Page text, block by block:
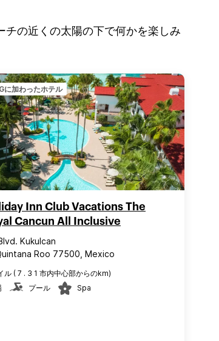
の近くの太陽の下で何かを楽しみ
に加わったホテル
Inn Club Vacations The
Cancun All Inclusive
Kukulcan
Roo 77500, Mexico
ル ( 7 . 3 1 市内中心部からのkm)
プール Spa